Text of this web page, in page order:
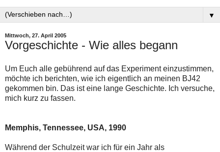
▼
Mittwoch, 27. April 2005
Vorgeschichte - Wie alles begann
Um Euch alle gebührend auf das Experiment einzustimmen,
möchte ich berichten, wie ich eigentlich an meinen BJ42
gekommen bin. Das ist eine lange Geschichte. Ich versuche,
mich kurz zu fassen.
Memphis, Tennessee, USA, 1990
Während der Schulzeit war ich für ein Jahr als